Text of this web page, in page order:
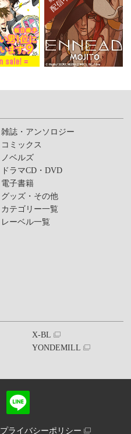
雑誌・アンソロジー
コミックス
ノベルズ
ドラマCD・DVD
電子書籍
グッズ・その他
カテゴリー一覧
レーベル一覧
X-BL
YONDEMILL
プライバシーポリシー